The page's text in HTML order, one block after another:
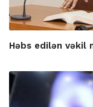
Həbs edilən vəkil